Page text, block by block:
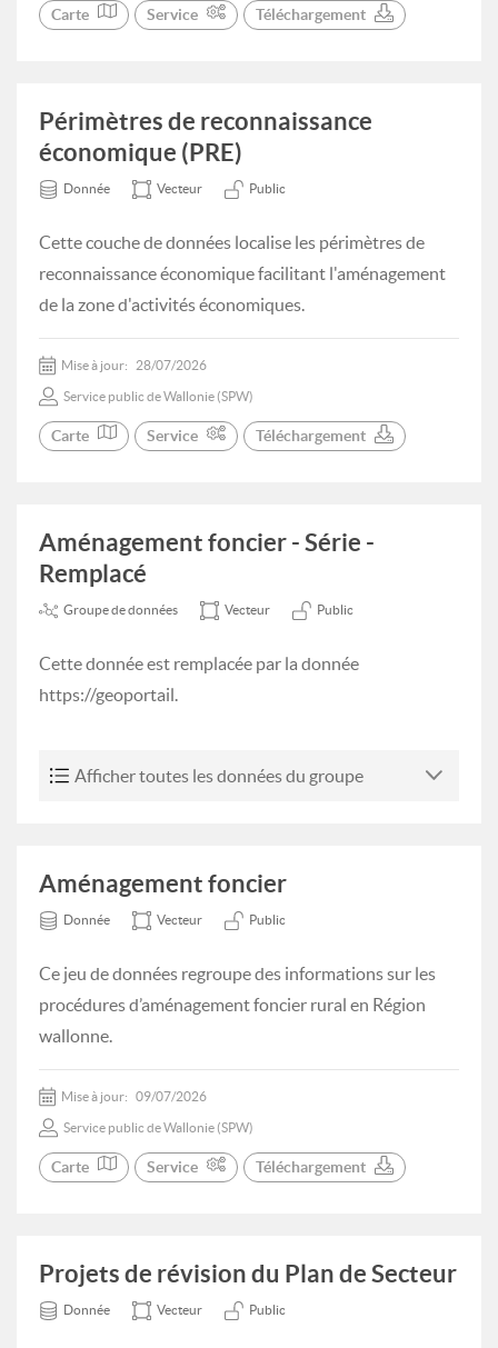
Carte Service Téléchargement
Périmètres de reconnaissance
économique (PRE)
Donnée Vecteur Public
Cette couche de données localise les périmètres de
reconnaissance économique facilitant l'aménagement
de la zone d'activités économiques.
Mise à jour: 28/07/2026
Service public de Wallonie (SPW)
Carte Service Téléchargement
Aménagement foncier - Série -
Remplacé
Groupe de données Vecteur Public
Cette donnée est remplacée par la donnée
https://geoportail.
Afficher toutes les données du groupe
Aménagement foncier
Donnée Vecteur Public
Ce jeu de données regroupe des informations sur les
procédures d’aménagement foncier rural en Région
wallonne.
Mise à jour: 09/07/2026
Service public de Wallonie (SPW)
Carte Service Téléchargement
Projets de révision du Plan de Secteur
Donnée Vecteur Public